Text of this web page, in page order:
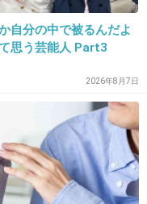
ぐらいになるので
分足らず、もしか
自分の中で被るんだよ
思う芸能人 Part3
2026年8月7日